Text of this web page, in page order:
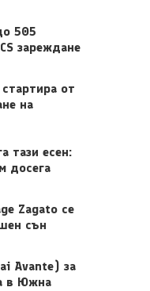
505
зареждане
от
на
тази есен:
досега
Zagato се
сън
Avante) за
в Южна